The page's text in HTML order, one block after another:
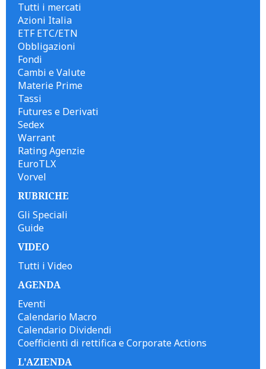
Tutti i mercati
Azioni Italia
ETF ETC/ETN
Obbligazioni
Fondi
Cambi e Valute
Materie Prime
Tassi
Futures e Derivati
Sedex
Warrant
Rating Agenzie
EuroTLX
Vorvel
RUBRICHE
Gli Speciali
Guide
VIDEO
Tutti i Video
AGENDA
Eventi
Calendario Macro
Calendario Dividendi
Coefficienti di rettifica e Corporate Actions
L'AZIENDA